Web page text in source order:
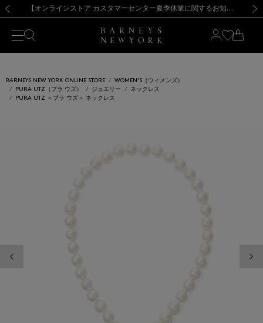
新規登録のお客様も対象！＜MY BARNEYS＞会員のお客様は11,000円（税込）以上のお買上げで常時送料無料！お買い物の際は会員登録を！
【夏季休業に伴う出荷一時停止のお知らせ】(2026.8.7) 【オンラインストア カスタマーセンター夏季休業に関するお知らせ】（2026.8.7）
【夏季休業に伴う返品・交換承り一時停止のお知らせ】（2026.8.5）
熊本県を中心とした地震の影響によるお荷物のお届けについて
【開催中】SUMMER SALEのご案内・ご注意事項 新規登録のお客様も対象！＜MY BARNEYS＞会員のお客様は11,000円（税込）以上のお買上げで常時送料無料！お買い物の際は会員登録を！
【夏季休業に伴う出荷一時停止のお知らせ】(2026.8.7)
BARNEYS NEW YORK ONLINE STORE
WOMEN'S（ウィメンズ）
PURA UTZ（プラ ウズ）
ジュエリー
ネックレス
PURA UTZ ＜プラ ウズ＞ ネックレス